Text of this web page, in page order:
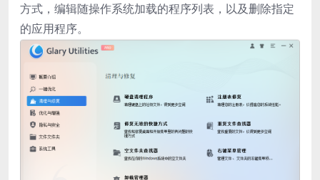
方式，编辑随操作系统加载的程序列表，以及删除指定
的应用程序。